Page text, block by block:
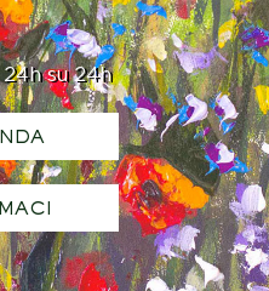
su 24h